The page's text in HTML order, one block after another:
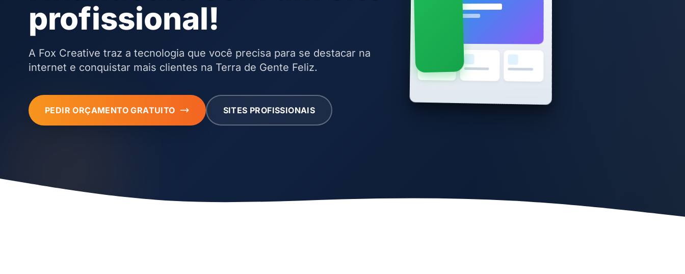
profissional!
A Fox Creative traz a tecnologia que você precisa para se destacar na
internet e conquistar mais clientes na Terra de Gente Feliz.
PEDIR ORÇAMENTO GRATUITO SITES PROFISSIONAIS